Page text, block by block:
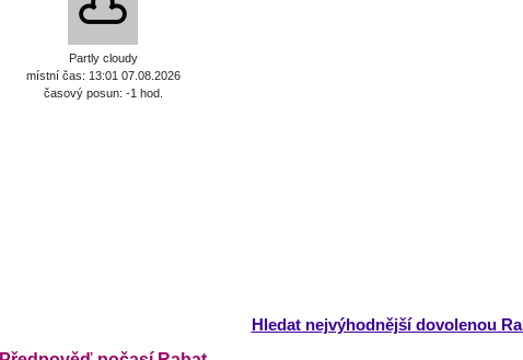
Partly cloudy
místní čas: 13:01 07.08.2026
časový posun: -1 hod.
Hledat nejvýhodnější dovolenou